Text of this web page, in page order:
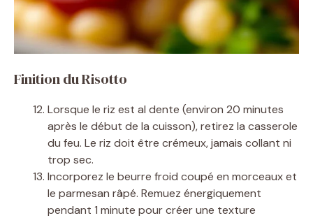
Finition du Risotto
Lorsque le riz est al dente (environ 20 minutes
après le début de la cuisson), retirez la casserole
du feu. Le riz doit être crémeux, jamais collant ni
trop sec.
Incorporez le beurre froid coupé en morceaux et
le parmesan râpé. Remuez énergiquement
pendant 1 minute pour créer une texture